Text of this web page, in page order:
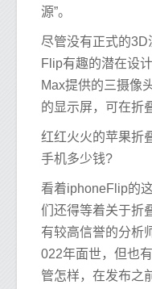
源”。
尽管没有正式的
Flip有趣的潜在设
Max提供的三摄像
的显示屏，可在折
红红火火的苹果
手机多少钱?
看着iphoneFlip的
们还得等着关于折
有较高信誉的分析
022年面世，但也
管怎样，在发布之